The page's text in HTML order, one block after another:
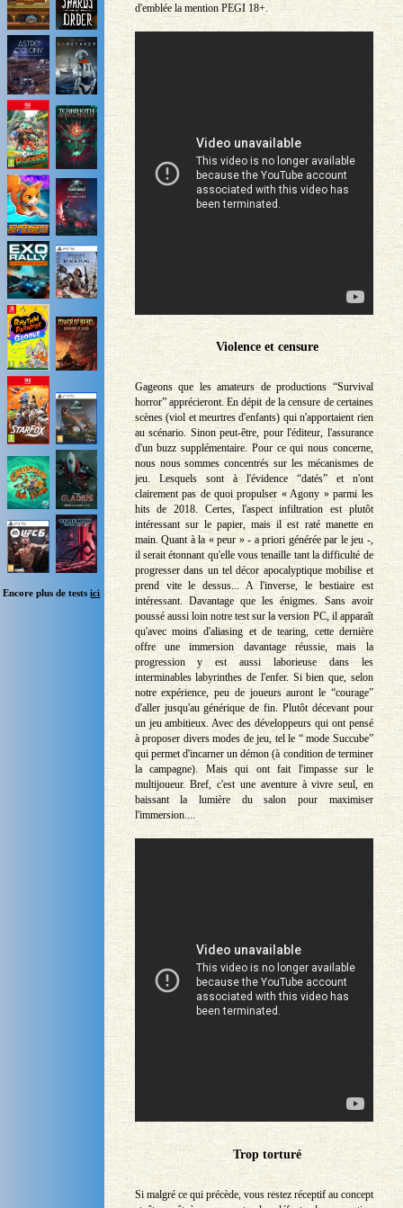
Encore plus de testsici
d'emblée la mention PEGI 18+.
Violence et censure
Gageons que les amateurs de productions “Survival
horror” apprécieront. En dépit de la censure de certaines
scènes (viol et meurtres d'enfants) qui n'apportaient rien
au scénario. Sinon peut-être, pour l'éditeur, l'assurance
d'un buzz supplémentaire. Pour ce qui nous concerne,
nous nous sommes concentrés sur les mécanismes de
jeu. Lesquels sont à l'évidence “datés” et n'ont
clairement pas de quoi propulser « Agony » parmi les
hits de 2018. Certes, l'aspect infiltration est plutôt
intéressant sur le papier, mais il est raté manette en
main. Quant à la « peur » - a priori générée par le jeu -,
il serait étonnant qu'elle vous tenaille tant la difficulté de
progresser dans un tel décor apocalyptique mobilise et
prend vite le dessus... A l'inverse, le bestiaire est
intéressant. Davantage que les énigmes. Sans avoir
poussé aussi loin notre test sur la version PC, il apparaît
qu'avec moins d'aliasing et de tearing, cette dernière
offre une immersion davantage réussie, mais la
progression y est aussi laborieuse dans les
interminables labyrinthes de l'enfer. Si bien que, selon
notre expérience, peu de joueurs auront le “courage”
d'aller jusqu'au générique de fin. Plutôt décevant pour
un jeu ambitieux. Avec des développeurs qui ont pensé
à proposer divers modes de jeu, tel le “ mode Succube”
qui permet d'incarner un démon (à condition de terminer
la campagne). Mais qui ont fait l'impasse sur le
multijoueur. Bref, c'est une aventure à vivre seul, en
baissant la lumière du salon pour maximiser
l'immersion....
Trop torturé
Si malgré ce qui précède, vous restez réceptif au concept